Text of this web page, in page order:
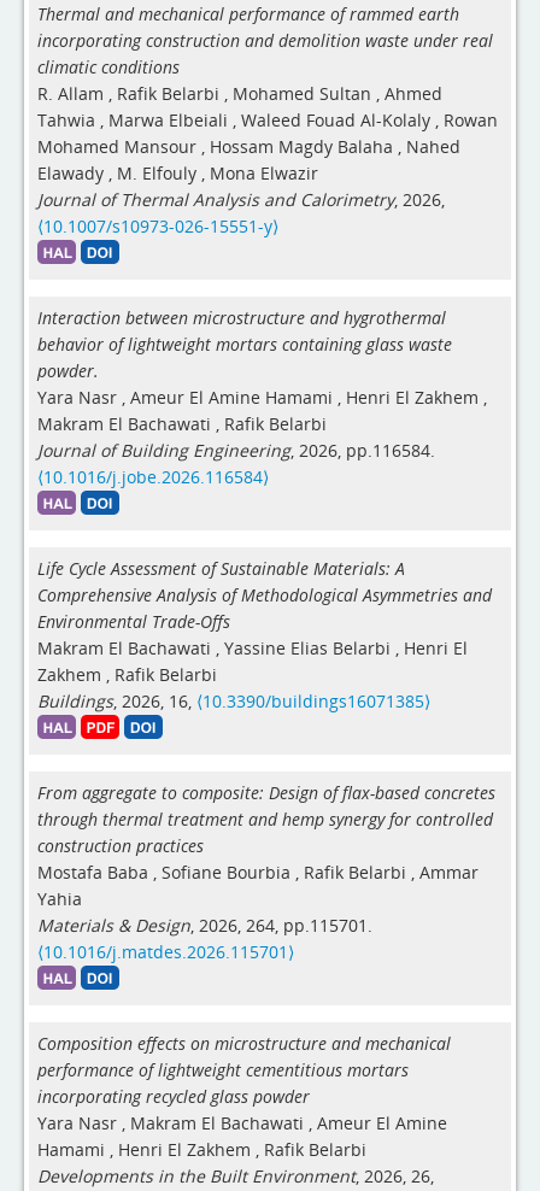
Thermal and mechanical performance of rammed earth
incorporating construction and demolition waste under real
climatic conditions
R. Allam , Rafik Belarbi , Mohamed Sultan , Ahmed
Tahwia , Marwa Elbeiali , Waleed Fouad Al-Kolaly , Rowan
Mohamed Mansour , Hossam Magdy Balaha , Nahed
Elawady , M. Elfouly , Mona Elwazir
Journal of Thermal Analysis and Calorimetry, 2026,
⟨10.1007/s10973-026-15551-y⟩
Interaction between microstructure and hygrothermal
behavior of lightweight mortars containing glass waste
powder.
Yara Nasr , Ameur El Amine Hamami , Henri El Zakhem ,
Makram El Bachawati , Rafik Belarbi
Journal of Building Engineering, 2026, pp.116584.
⟨10.1016/j.jobe.2026.116584⟩
Life Cycle Assessment of Sustainable Materials: A
Comprehensive Analysis of Methodological Asymmetries and
Environmental Trade-Offs
Makram El Bachawati , Yassine Elias Belarbi , Henri El
Zakhem , Rafik Belarbi
Buildings, 2026, 16, ⟨10.3390/buildings16071385⟩
From aggregate to composite: Design of flax-based concretes
through thermal treatment and hemp synergy for controlled
construction practices
Mostafa Baba , Sofiane Bourbia , Rafik Belarbi , Ammar
Yahia
Materials & Design, 2026, 264, pp.115701.
⟨10.1016/j.matdes.2026.115701⟩
Composition effects on microstructure and mechanical
performance of lightweight cementitious mortars
incorporating recycled glass powder
Yara Nasr , Makram El Bachawati , Ameur El Amine
Hamami , Henri El Zakhem , Rafik Belarbi
Developments in the Built Environment, 2026, 26,